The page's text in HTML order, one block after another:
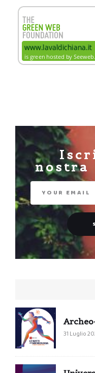
nostra
31 Luglio